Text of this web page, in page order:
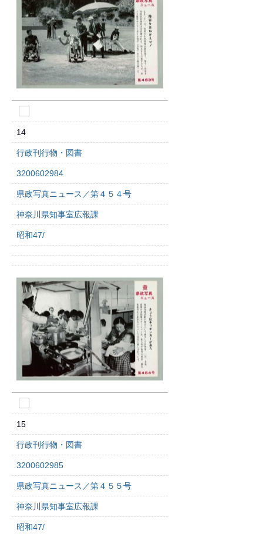
14
行政刊行物・図書
3200602984
県政写真ニュース／第４５４号
神奈川県知事室広報課
昭和47/
15
行政刊行物・図書
3200602985
県政写真ニュース／第４５５号
神奈川県知事室広報課
昭和47/